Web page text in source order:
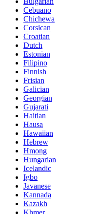
Cebuano
Chichewa
Corsican
Croatian
Dutch
Estonian
Filipino
Finnish
Frisian
Galician
Georgian
Gujarati
Haitian
Hausa
Hawaiian
Hebrew
Hmong
Hungarian
Icelandic
Igbo
Javanese
Kannada
Kazakh
Khmer